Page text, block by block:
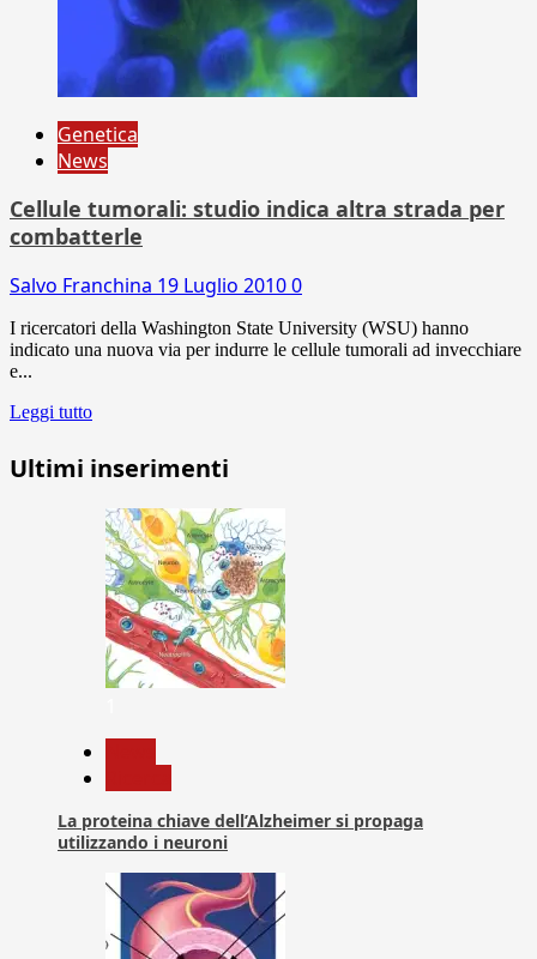
Genetica
News
Cellule tumorali: studio indica altra strada per
combatterle
Salvo Franchina 19 Luglio 20100
I ricercatori della Washington State University (WSU) hanno
indicato una nuova via per indurre le cellule tumorali ad invecchiare
e...
Leggi tutto
Ultimi inserimenti
La proteina chiave dell’Alzheimer si propaga
utilizzando i neuroni